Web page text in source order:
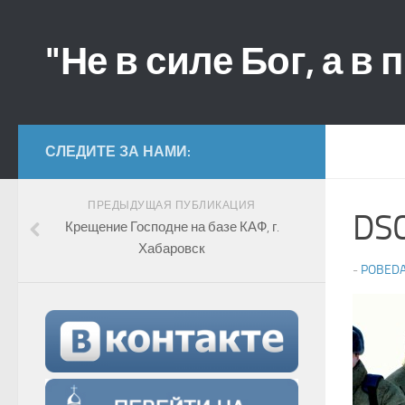
"Не в силе Бог, а в
-
СЛЕДИТЕ ЗА НАМИ:
ПРЕДЫДУЩАЯ ПУБЛИКАЦИЯ
Крещение Господне на базе КАФ, г.
Хабаровск